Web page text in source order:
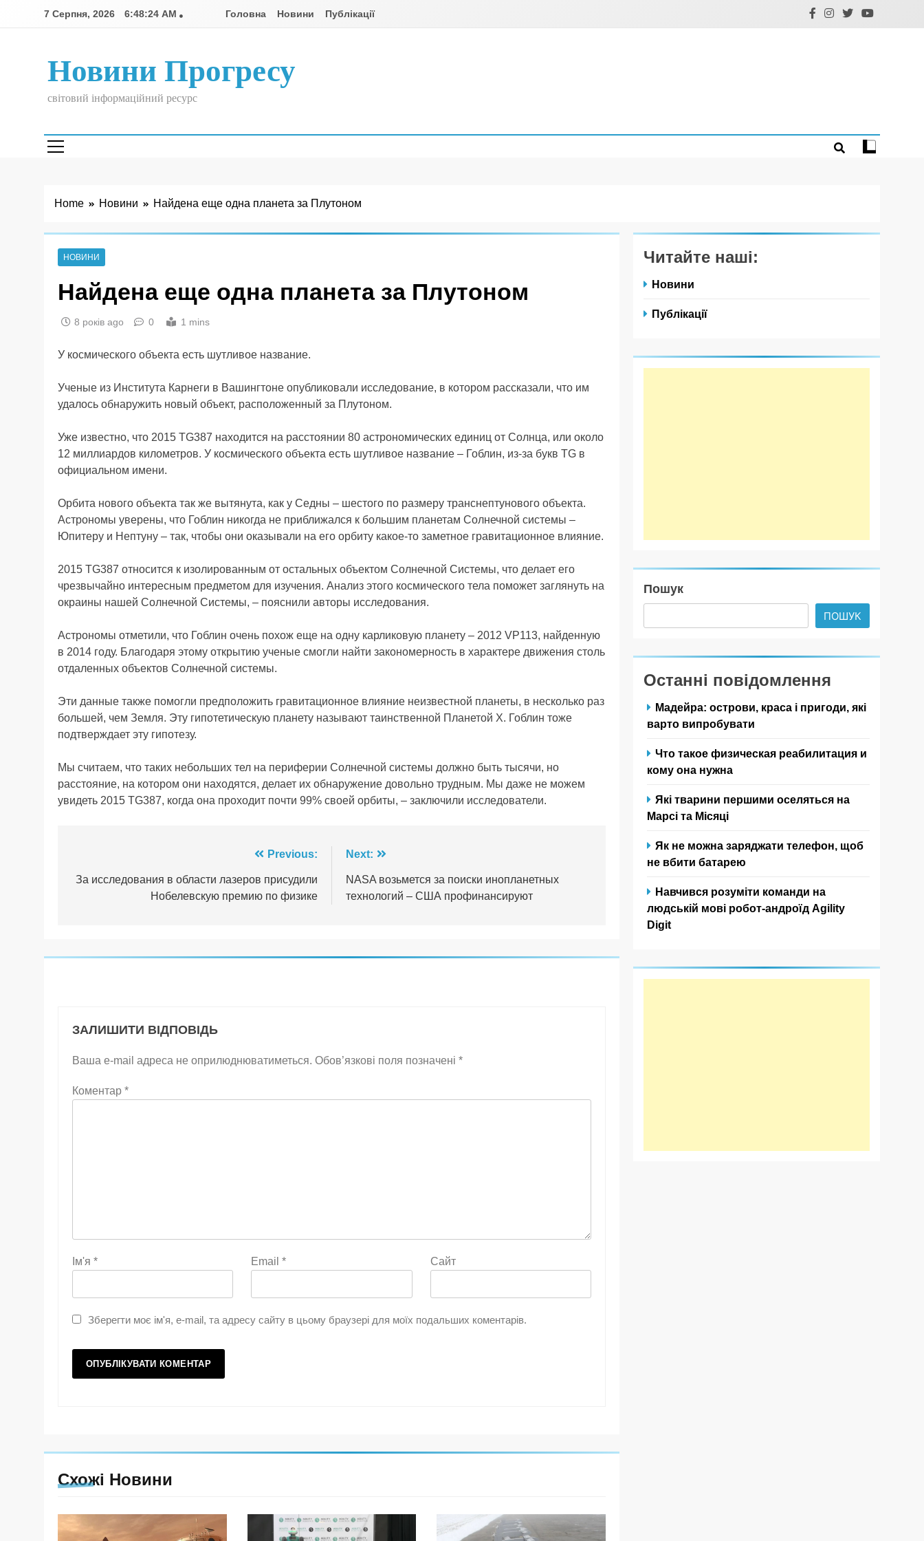
7 Серпня, 2026 6:48:24 AM Головна Новини Публікації
Новини Прогресу
світовий інформаційний ресурс
Home Новини Найдена еще одна планета за Плутоном
НОВИНИ
Найдена еще одна планета за Плутоном
8 років ago 0 1 mins
У космического объекта есть шутливое название.
Ученые из Института Карнеги в Вашингтоне опубликовали исследование, в котором рассказали, что им
удалось обнаружить новый объект, расположенный за Плутоном.
Уже известно, что 2015 TG387 находится на расстоянии 80 астрономических единиц от Солнца, или около
12 миллиардов километров. У космического объекта есть шутливое название – Гоблин, из-за букв TG в
официальном имени.
Орбита нового объекта так же вытянута, как у Седны – шестого по размеру транснептунового объекта.
Астрономы уверены, что Гоблин никогда не приближался к большим планетам Солнечной системы –
Юпитеру и Нептуну – так, чтобы они оказывали на его орбиту какое-то заметное гравитационное влияние.
2015 TG387 относится к изолированным от остальных объектом Солнечной Системы, что делает его
чрезвычайно интересным предметом для изучения. Анализ этого космического тела поможет заглянуть на
окраины нашей Солнечной Системы, – пояснили авторы исследования.
Астрономы отметили, что Гоблин очень похож еще на одну карликовую планету – 2012 VP113, найденную
в 2014 году. Благодаря этому открытию ученые смогли найти закономерность в характере движения столь
отдаленных объектов Солнечной системы.
Эти данные также помогли предположить гравитационное влияние неизвестной планеты, в несколько раз
большей, чем Земля. Эту гипотетическую планету называют таинственной Планетой X. Гоблин тоже
подтверждает эту гипотезу.
Мы считаем, что таких небольших тел на периферии Солнечной системы должно быть тысячи, но
расстояние, на котором они находятся, делает их обнаружение довольно трудным. Мы даже не можем
увидеть 2015 TG387, когда она проходит почти 99% своей орбиты, – заключили исследователи.
записів
Previous:
За исследования в области лазеров присудили
Нобелевскую премию по физике
Next:
NASA возьмется за поиски инопланетных
технологий – США профинансируют
ЗАЛИШИТИ ВІДПОВІДЬ
Ваша e-mail адреса не оприлюднюватиметься. Обов’язкові поля позначені *
Коментар *
Ім'я * Email* Сайт
Зберегти моє ім'я, e-mail, та адресу сайту в цьому браузері для моїх подальших коментарів.
Схожі Новини
Читайте наші:
Новини
Публікації
Пошук
ПОШУК
Останні повідомлення
Мадейра: острови, краса і пригоди, які
варто випробувати
Что такое физическая реабилитация и
кому она нужна
Які тварини першими оселяться на
Марсі та Місяці
Як не можна заряджати телефон, щоб
не вбити батарею
Навчився розуміти команди на
людській мові робот-андроїд Agility
Digit